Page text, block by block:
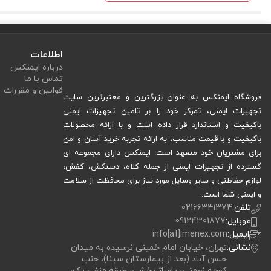
مزایا و معایب کلاه آتش نشانی عملیاتی اطفا حریق مدل FFH با نقاب و پشتی نسوز
برای شما طراحی شده تا در موقعیت‌های پرخطر،
مزایا:
بدنه مقاوم از ABSتقویت شده با فایبرگلاس
پشتی نسوز از جنس آلوبست
نقاب محافظ مستحکم ازآلومینیوم
وزن سبک (935 گرم) مناسب برای استفاده طولانی
دارای نوارشبرنگی
بند ابریشمی نرم با قابلیت تنظیم
مقاومت بالا در برابر حرارت و شعله مستقیم
معایب:
فروشگاه ایمنکس به عنوان بزرگترین و معتبرترین سایت
تجهیزات ایمنی، تمرکز خود را بر تامین تجهیزات ایمنی
باکیفیت و استاندارد قرار داده است و با ارائه محصولات
باکیفیت و با قیمت مناسب، به ارائه تجربه خرید آسان و امن
برای مشتریان خود متعهد است. ایمنکس دارای مجموعه ای
گسترده از تجهیزات ایمنی از جمله کلاه، دستکش، کفش،
لوازم حفاظتی و سایر وسایل مورد نیاز برای محافظت از سلامت
و ایمنی شما است.
تلفن:02166341374
موبایل:09124301877
ایمیل:info[at]imenex.com
نشانی:تهران، خیابان امام خمینی نرسیده به میدان
حسن آباد (بعد از بیمارستان سینا)، جنب
اطلاعات
درباره ایمنکس
تماس با ما
قوانین و مقررات